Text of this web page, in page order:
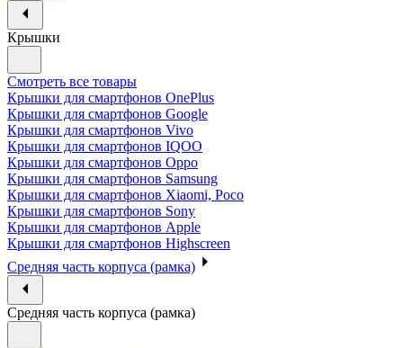
Крышки
Смотреть все товары
Крышки для смартфонов OnePlus
Крышки для смартфонов Google
Крышки для смартфонов Vivo
Крышки для смартфонов IQOO
Крышки для смартфонов Oppo
Крышки для смартфонов Samsung
Крышки для смартфонов Xiaomi, Poco
Крышки для смартфонов Sony
Крышки для смартфонов Apple
Крышки для смартфонов Highscreen
Средняя часть корпуса (рамка)
Средняя часть корпуса (рамка)